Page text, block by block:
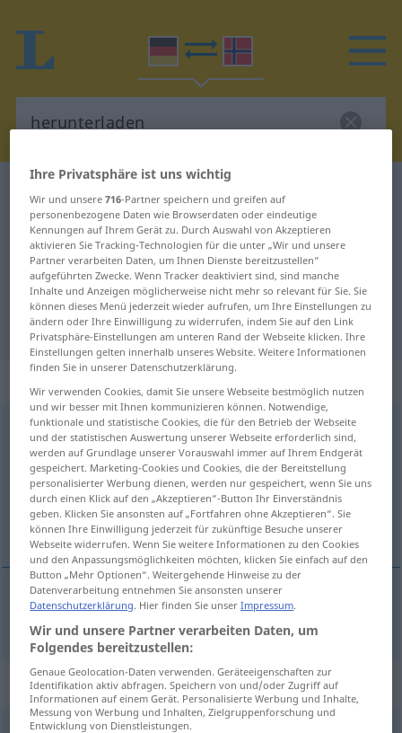
Deutsch-Norwegisch Übersetzung
für "herunterladen"
"herunterladen" Norwegisch
Übersetzung
„herunterladen“
herunterladen
Übersicht aller Übersetzungen
(Für mehr Details die Übersetzung anklicken/antippen)
laste ned
herunterladen
Synonyme für "herunterladen"
Ihre Privatsphäre ist uns wichtig
Wir und unsere716-Partner speichern und greifen auf
personenbezogene Daten wie Browserdaten oder eindeutige
Kennungen auf Ihrem Gerät zu. Durch Auswahl von Akzeptieren
aktivieren Sie Tracking-Technologien für die unter „Wir und unsere
Partner verarbeiten Daten, um Ihnen Dienste bereitzustellen“
aufgeführten Zwecke. Wenn Tracker deaktiviert sind, sind manche
Inhalte und Anzeigen möglicherweise nicht mehr so relevant für Sie. Sie
können dieses Menü jederzeit wieder aufrufen, um Ihre Einstellungen zu
ändern oder Ihre Einwilligung zu widerrufen, indem Sie auf den Link
Privatsphäre-Einstellungen am unteren Rand der Webseite klicken. Ihre
Einstellungen gelten innerhalb unseres Website. Weitere Informationen
finden Sie in unserer Datenschutzerklärung.
Wir verwenden Cookies, damit Sie unsere Webseite bestmöglich nutzen
und wir besser mit Ihnen kommunizieren können. Notwendige,
funktionale und statistische Cookies, die für den Betrieb der Webseite
und der statistischen Auswertung unserer Webseite erforderlich sind,
werden auf Grundlage unserer Vorauswahl immer auf Ihrem Endgerät
gespeichert. Marketing-Cookies und Cookies, die der Bereitstellung
personalisierter Werbung dienen, werden nur gespeichert, wenn Sie uns
durch einen Klick auf den „Akzeptieren“-Button Ihr Einverständnis
geben. Klicken Sie ansonsten auf „Fortfahren ohne Akzeptieren“. Sie
können Ihre Einwilligung jederzeit für zukünftige Besuche unserer
Webseite widerrufen. Wenn Sie weitere Informationen zu den Cookies
und den Anpassungsmöglichkeiten möchten, klicken Sie einfach auf den
Button „Mehr Optionen“. Weitergehende Hinweise zu der
Datenverarbeitung entnehmen Sie ansonsten unserer
Datenschutzerklärung. Hier finden Sie unserImpressum.
Wir und unsere Partner verarbeiten Daten, um
Folgendes bereitzustellen:
Genaue Geolocation-Daten verwenden. Geräteeigenschaften zur
Identifikation aktiv abfragen. Speichern von und/oder Zugriff auf
Informationen auf einem Gerät. Personalisierte Werbung und Inhalte,
Messung von Werbung und Inhalten, Zielgruppenforschung und
Entwicklung von Dienstleistungen.